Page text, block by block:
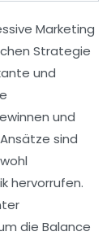
Marketing
Strategie
und
und
sind
hervorrufen.
die Balance